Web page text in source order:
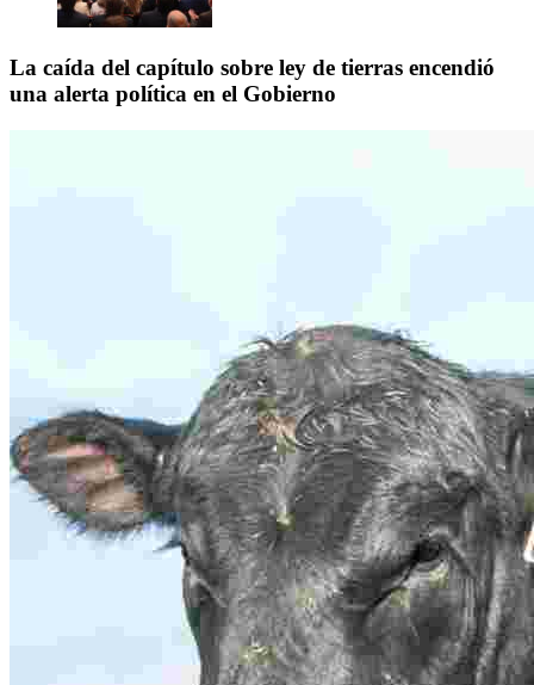
La caída del capítulo sobre ley de tierras encendió
una alerta política en el Gobierno